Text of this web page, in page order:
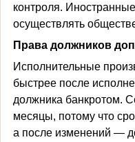
контроля.
осуществлять
Права должников
Исполнительные
быстрее после
должника банкротом.
месяцы, потому что
а после изменений —